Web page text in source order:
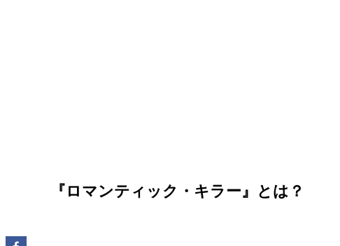
『ロマンティック・キラー』とは？